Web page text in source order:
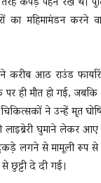
का महिमामंडन
आठ राउंड
पर ही मौत हो गई,
ने उन्हें मृत
लाइब्रेरी घुमाने लेकर
लगने से मामूली रूप से
छुट्टी दे दी गई।